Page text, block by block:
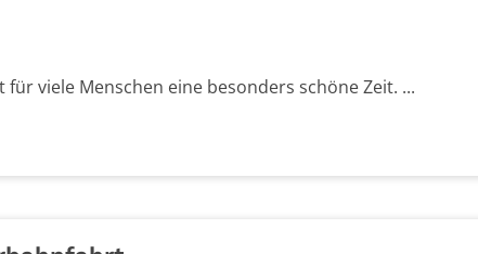
viele Menschen eine besonders schöne Zeit. ...